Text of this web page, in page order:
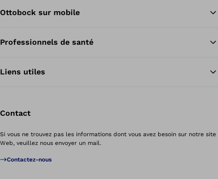
Ottobock sur mobile
Professionnels de santé
Liens utiles
Contact
Si vous ne trouvez pas les informations dont vous avez besoin sur notre site
Web, veuillez nous envoyer un mail.
Contactez-nous